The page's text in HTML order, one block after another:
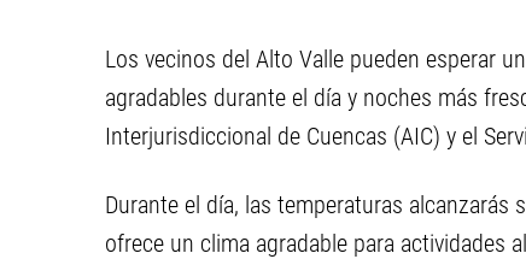
Los vecinos del Alto Valle pueden esperar
agradables durante el día y noches más
Interjurisdiccional de Cuencas (AIC) y el
Durante el día, las temperaturas alcanzarás
ofrece un clima agradable para actividades